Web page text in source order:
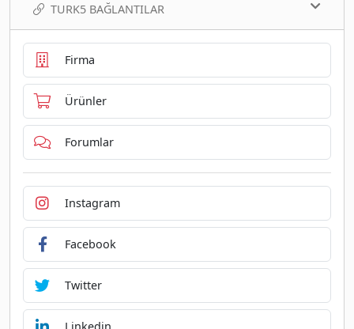
TURK5 BAĞLANTILAR
Firma
Ürünler
Forumlar
Instagram
Facebook
Twitter